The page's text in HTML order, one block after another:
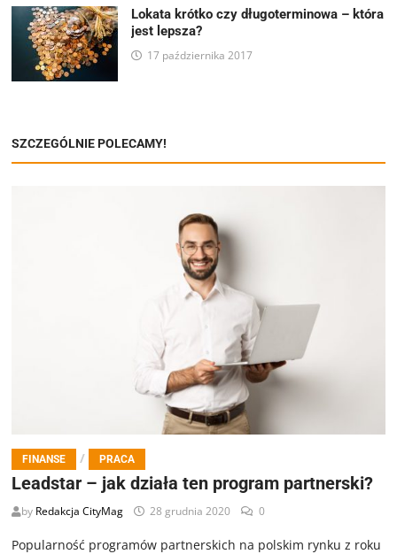
Lokata krótko czy długoterminowa – która
jest lepsza?
17 października 2017
SZCZEGÓLNIE POLECAMY!
FINANSE / PRACA
Leadstar – jak działa ten program partnerski?
by Redakcja CityMag 28 grudnia 2020 0
Popularność programów partnerskich na polskim rynku z roku